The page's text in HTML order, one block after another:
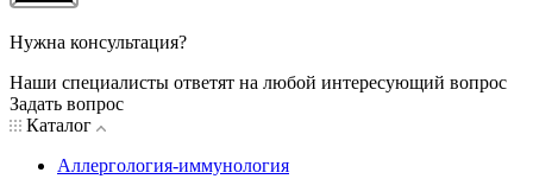
Нужна консультация?
Наши специалисты ответят на любой интересующий вопрос
Задать вопрос
Каталог
Аллергология-иммунология